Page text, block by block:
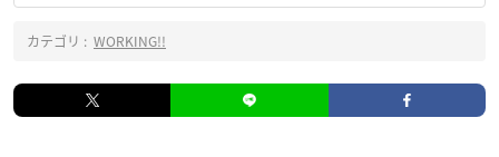
カテゴリ : WORKING!!